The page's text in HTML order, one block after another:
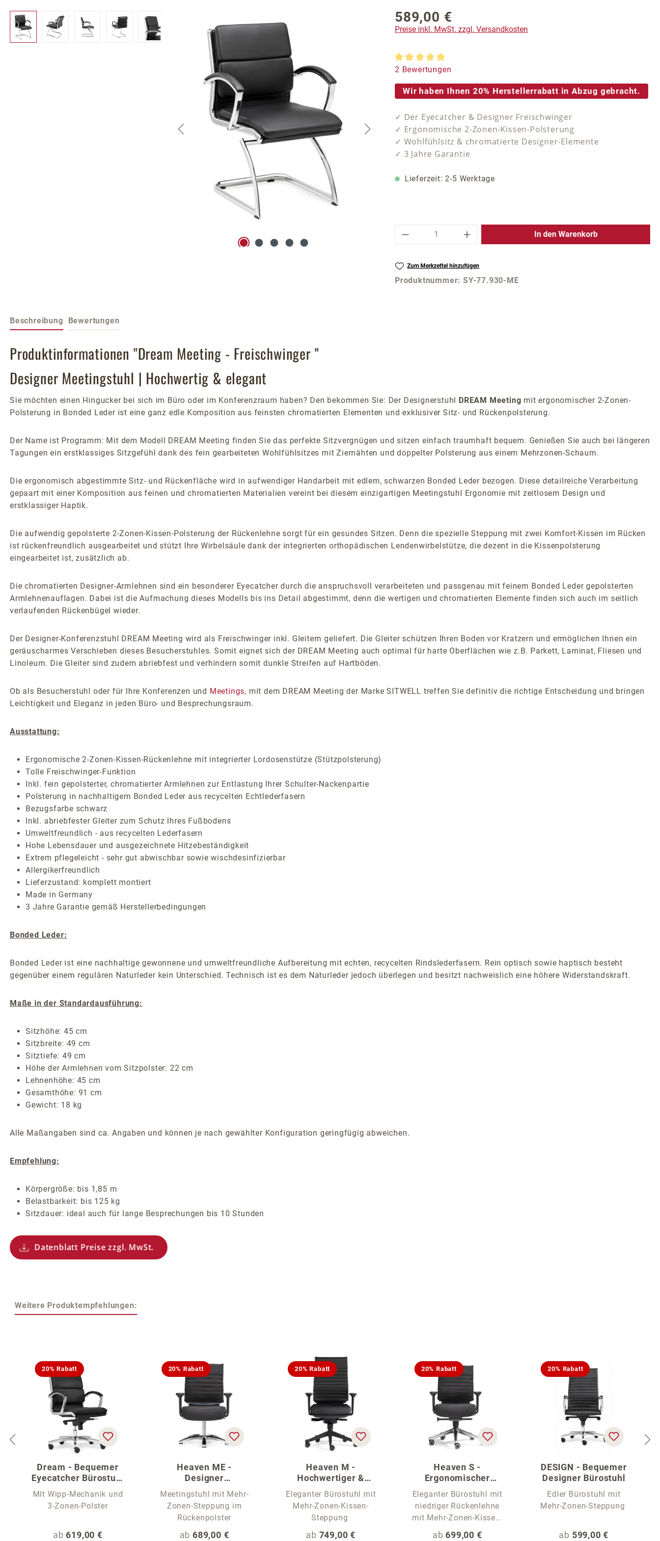
Bildergalerie überspringen Regulärer Preis:
589,00 €
Preise inkl. MwSt. zzgl. Versandkosten
Durchschnittliche Bewertung von 5 von 5 Sternen
2 Bewertungen
Wir haben Ihnen 20% Herstellerrabatt in Abzug gebracht.
✓ Der Eyecatcher & Designer Freischwinger
✓ Ergonomische 2-Zonen-Kissen-Polsterung
✓ Wohlfühlsitz & chromatierte Designer-Elemente
✓ 3 Jahre Garantie
Lieferzeit: 2-5 Werktage
Produkt Anzahl: Gib den gewünschten Wert
In den Warenkorb
Zum Merkzettel hinzufügen
Produktnummer:SY-77.930-ME
Beschreibung Bewertungen
Produktinformationen "Dream Meeting - Freischwinger "
Designer Meetingstuhl | Hochwertig & elegant
Sie möchten einen Hingucker bei sich im Büro oder im Konferenzraum haben? Den bekommen Sie: Der Designerstuhl DREAM Meeting mit ergonomischer 2-Zonen-
Polsterung in Bonded Leder ist eine ganz edle Komposition aus feinsten chromatierten Elementen und exklusiver Sitz- und Rückenpolsterung.
Der Name ist Programm: Mit dem Modell DREAM Meeting finden Sie das perfekte Sitzvergnügen und sitzen einfach traumhaft bequem. Genießen Sie auch bei längeren
Tagungen ein erstklassiges Sitzgefühl dank des fein gearbeiteten Wohlfühlsitzes mit Ziernähten und doppelter Polsterung aus einem Mehrzonen-Schaum.
Die ergonomisch abgestimmte Sitz- und Rückenfläche wird in aufwendiger Handarbeit mit edlem, schwarzen Bonded Leder bezogen. Diese detailreiche Verarbeitung
gepaart mit einer Komposition aus feinen und chromatierten Materialien vereint bei diesem einzigartigen Meetingstuhl Ergonomie mit zeitlosem Design und
erstklassiger Haptik.
Die aufwendig gepolsterte 2-Zonen-Kissen-Polsterung der Rückenlehne sorgt für ein gesundes Sitzen. Denn die spezielle Steppung mit zwei Komfort-Kissen im Rücken
ist rückenfreundlich ausgearbeitet und stützt Ihre Wirbelsäule dank der integrierten orthopädischen Lendenwirbelstütze, die dezent in die Kissenpolsterung
eingearbeitet ist, zusätzlich ab.
Die chromatierten Designer-Armlehnen sind ein besonderer Eyecatcher durch die anspruchsvoll verarbeiteten und passgenau mit feinem Bonded Leder gepolsterten
Armlehnenauflagen. Dabei ist die Aufmachung dieses Modells bis ins Detail abgestimmt, denn die wertigen und chromatierten Elemente finden sich auch im seitlich
verlaufenden Rückenbügel wieder.
Der Designer-Konferenzstuhl DREAM Meeting wird als Freischwinger inkl. Gleitern geliefert. Die Gleiter schützen Ihren Boden vor Kratzern und ermöglichen Ihnen ein
geräuscharmes Verschieben dieses Besucherstuhles. Somit eignet sich der DREAM Meeting auch optimal für harte Oberflächen wie z.B. Parkett, Laminat, Fliesen und
Linoleum. Die Gleiter sind zudem abriebfest und verhindern somit dunkle Streifen auf Hartböden.
Ob als Besucherstuhl oder für Ihre Konferenzen und Meetings, mit dem DREAM Meeting der Marke SITWELL treffen Sie definitiv die richtige Entscheidung und bringen
Leichtigkeit und Eleganz in jeden Büro- und Besprechungsraum.
Ausstattung:
Ergonomische 2-Zonen-Kissen-Rückenlehne mit integrierter Lordosenstütze (Stützpolsterung)
Tolle Freischwinger-Funktion
Inkl. fein gepolsterter, chromatierter Armlehnen zur Entlastung Ihrer Schulter-Nackenpartie
Polsterung in nachhaltigem Bonded Leder aus recycelten Echtlederfasern
Bezugsfarbe schwarz
Inkl. abriebfester Gleiter zum Schutz Ihres Fußbodens
Umweltfreundlich - aus recycelten Lederfasern
Hohe Lebensdauer und ausgezeichnete Hitzebeständigkeit
Extrem pflegeleicht - sehr gut abwischbar sowie wischdesinfizierbar
Allergikerfreundlich
Lieferzustand: komplett montiert
Made in Germany
3 Jahre Garantie gemäß Herstellerbedingungen
Bonded Leder:
Bonded Leder ist eine nachhaltige gewonnene und umweltfreundliche Aufbereitung mit echten, recycelten Rindslederfasern. Rein optisch sowie haptisch besteht
gegenüber einem regulären Naturleder kein Unterschied. Technisch ist es dem Naturleder jedoch überlegen und besitzt nachweislich eine höhere Widerstandskraft.
Maße in der Standardausführung:
Sitzhöhe: 45 cm
Sitzbreite: 49 cm
Sitztiefe: 49 cm
Höhe der Armlehnen vom Sitzpolster: 22 cm
Lehnenhöhe: 45 cm
Gesamthöhe: 91 cm
Gewicht: 18 kg
Alle Maßangaben sind ca. Angaben und können je nach gewählter Konfiguration geringfügig abweichen.
Empfehlung:
Körpergröße: bis 1,85 m
Belastbarkeit: bis 125 kg
Sitzdauer: ideal auch für lange Besprechungen bis 10 Stunden
Datenblatt Preise zzgl. MwSt.
Weitere Produktempfehlungen:
20% Rabatt
Dream - Bequemer
Eyecatcher Bürostuhl
aus Bonded Leder
MIt Wipp-Mechanik und
3-Zonen-Polster
Regulärer Preis:
ab 619,00 €
20% Rabatt
Heaven ME -
Designer
Meetingstuhl
Meetingstuhl mit Mehr-
Zonen-Steppung im
Rückenpolster
Regulärer Preis:
ab 689,00 €
20% Rabatt
Heaven M -
Hochwertiger &
stylischer Bürostuhl
Eleganter Bürostuhl mit
Mehr-Zonen-Kissen-
Steppung
Regulärer Preis:
ab 749,00 €
20% Rabatt
Heaven S -
Ergonomischer
Schreibtischstuhl
Eleganter Bürostuhl mit
niedriger Rückenlehne
mit Mehr-Zonen-Kissen-
Steppung
Regulärer Preis:
ab 699,00 €
20% Rabatt
DESIGN - Bequemer
Designer Bürostuhl
Edler Bürostuhl mit
Mehr-Zonen-Steppung
Regulärer Preis:
ab 599,00 €